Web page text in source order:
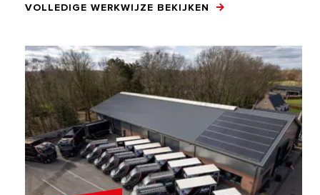
VOLLEDIGE WERKWIJZE BEKIJKEN